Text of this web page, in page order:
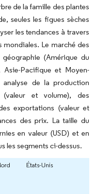
de la famille des plantes
seules les figues sèches
les tendances à travers
Le marché des
(Amérique du
Pacifique et Moyen-
de la production
et volume), des
exportations (valeur et
des prix. La taille du
en valeur (USD) et en
les segments ci-dessus.
États-Unis